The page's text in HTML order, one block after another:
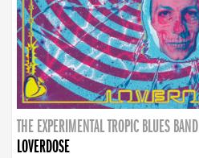
THE EXPERIMENTAL TROPIC BLUES BAND
LOVERDOSE